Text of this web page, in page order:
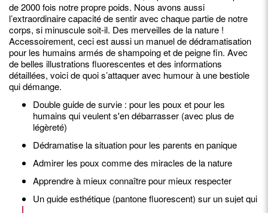
de 2000 fois notre propre poids. Nous avons aussi
l’extraordinaire capacité de sentir avec chaque partie de notre
corps, si minuscule soit-il. Des merveilles de la nature !
Accessoirement, ceci est aussi un manuel de dédramatisation
pour les humains armés de shampoing et de peigne fin. Avec
de belles illustrations fluorescentes et des informations
détaillées, voici de quoi s’attaquer avec humour à une bestiole
qui démange.
Double guide de survie : pour les poux et pour les
humains qui veulent s'en débarrasser (avec plus de
légèreté)
Dédramatise la situation pour les parents en panique
Admirer les poux comme des miracles de la nature
Apprendre à mieux connaître pour mieux respecter
Un guide esthétique (pantone fluorescent) sur un sujet qui